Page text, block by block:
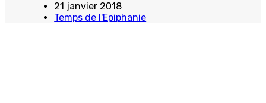
21 janvier 2018
Temps de l'Epiphanie